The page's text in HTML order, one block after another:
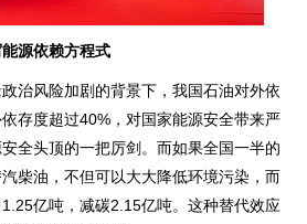
源依赖方程式
治风险加剧的背景下，我国石油对外依
存度超过40%，对国家能源安全带来严
全头顶的一把厉剑。而如果全国一半的
柴油，不但可以大大降低环境污染，而
亿吨，减碳2.15亿吨。这种替代效应